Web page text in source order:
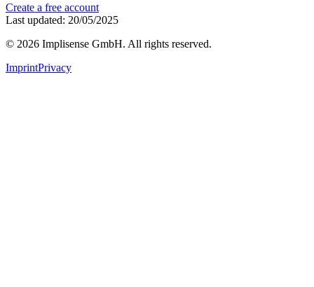
Create a free account
Last updated: 20/05/2025
© 2026 Implisense GmbH. All rights reserved.
ImprintPrivacy